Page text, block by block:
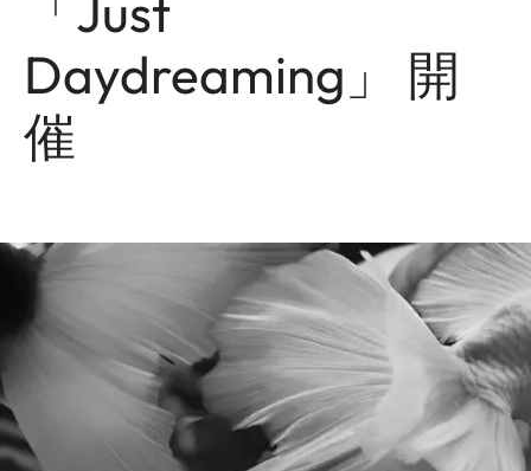
Daydreaming」 開
催